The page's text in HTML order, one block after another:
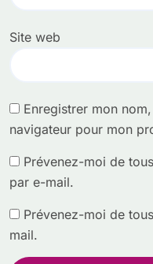
Site web
Enregistrer mon
navigateur pour mon
Prévenez-moi de
par e-mail.
Prévenez-moi de
mail.